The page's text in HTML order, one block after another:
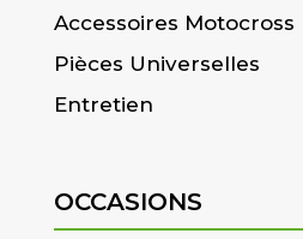
Accessoires Motocross
Pièces Universelles
Entretien
OCCASIONS